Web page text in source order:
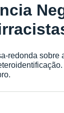
redonda sobre